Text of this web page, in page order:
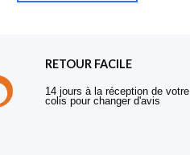
RETOUR FACILE
14 jours à la réception de votre
colis pour changer d'avis